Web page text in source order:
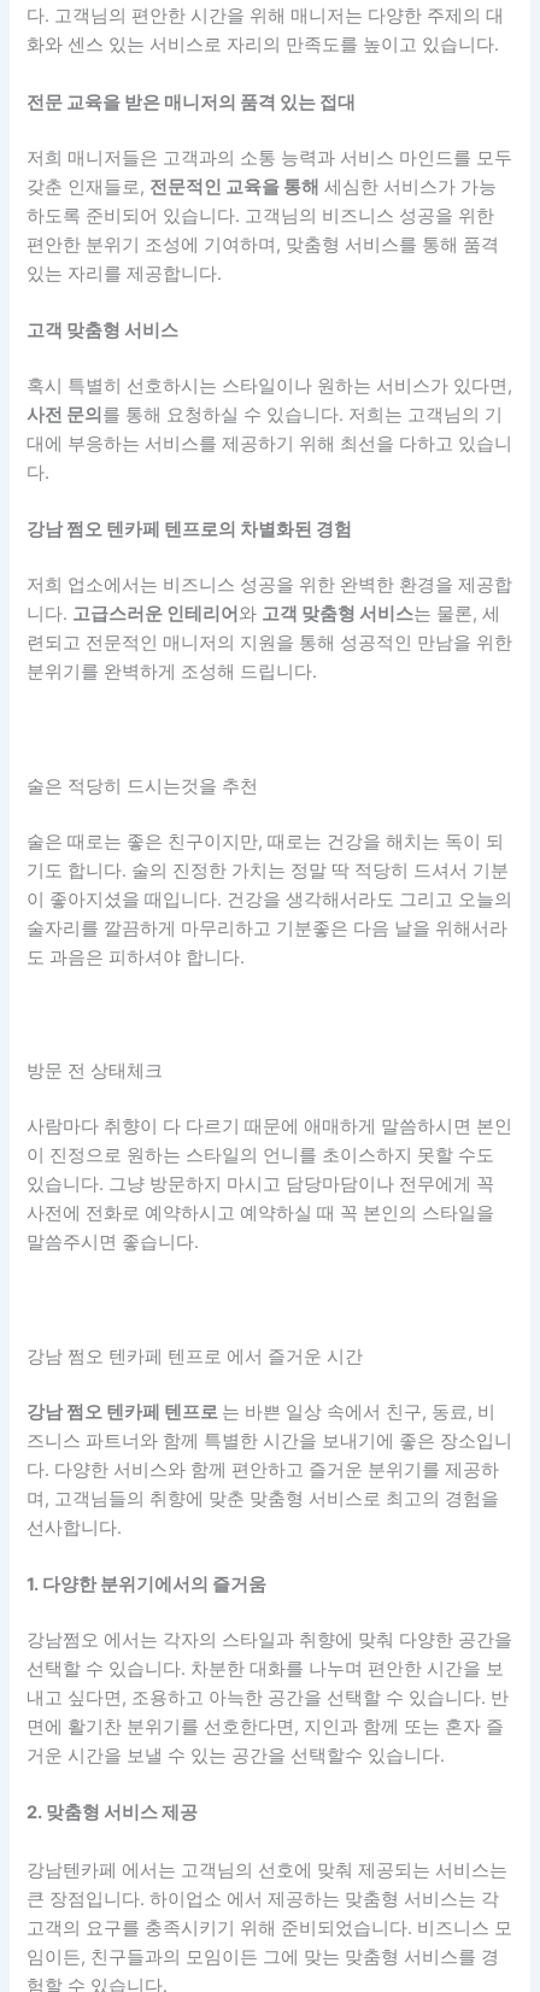
다. 고객님의 편안한 시간을 위해 매니저는 다양한 주제의 대
화와 센스 있는 서비스로 자리의 만족도를 높이고 있습니다.
전문 교육을 받은 매니저의 품격 있는 접대
저희 매니저들은 고객과의 소통 능력과 서비스 마인드를 모두
갖춘 인재들로, 전문적인 교육을 통해 세심한 서비스가 가능
하도록 준비되어 있습니다. 고객님의 비즈니스 성공을 위한
편안한 분위기 조성에 기여하며, 맞춤형 서비스를 통해 품격
있는 자리를 제공합니다.
고객 맞춤형 서비스
혹시 특별히 선호하시는 스타일이나 원하는 서비스가 있다면,
사전 문의 를 통해 요청하실 수 있습니다. 저희는 고객님의 기
대에 부응하는 서비스를 제공하기 위해 최선을 다하고 있습니
다.
강남 쩜오 텐카페 텐프로의 차별화된 경험
저희 업소에서는 비즈니스 성공을 위한 완벽한 환경을 제공합
니다. 고급스러운 인테리어 와 고객 맞춤형 서비스는 물론, 세
련되고 전문적인 매니저의 지원을 통해 성공적인 만남을 위한
분위기를 완벽하게 조성해 드립니다.
술은 적당히 드시는것을 추천
술은 때로는 좋은 친구이지만, 때로는 건강을 해치는 독이 되
기도 합니다. 술의 진정한 가치는 정말 딱 적당히 드셔서 기분
이 좋아지셨을 때입니다. 건강을 생각해서라도 그리고 오늘의
술자리를 깔끔하게 마무리하고 기분좋은 다음 날을 위해서라
도 과음은 피하셔야 합니다.
방문 전 상태체크
사람마다 취향이 다 다르기 때문에 애매하게 말씀하시면 본인
이 진정으로 원하는 스타일의 언니를 초이스하지 못할 수도
있습니다. 그냥 방문하지 마시고 담당마담이나 전무에게 꼭
사전에 전화로 예약하시고 예약하실 때 꼭 본인의 스타일을
말씀주시면 좋습니다.
강남 쩜오 텐카페 텐프로 에서 즐거운 시간
강남 쩜오 텐카페 텐프로 는 바쁜 일상 속에서 친구, 동료, 비
즈니스 파트너와 함께 특별한 시간을 보내기에 좋은 장소입니
다. 다양한 서비스와 함께 편안하고 즐거운 분위기를 제공하
며, 고객님들의 취향에 맞춘 맞춤형 서비스로 최고의 경험을
선사합니다.
1. 다양한 분위기에서의 즐거움
강남쩜오 에서는 각자의 스타일과 취향에 맞춰 다양한 공간을
선택할 수 있습니다. 차분한 대화를 나누며 편안한 시간을 보
내고 싶다면, 조용하고 아늑한 공간을 선택할 수 있습니다. 반
면에 활기찬 분위기를 선호한다면, 지인과 함께 또는 혼자 즐
거운 시간을 보낼 수 있는 공간을 선택할수 있습니다.
2. 맞춤형 서비스 제공
강남텐카페 에서는 고객님의 선호에 맞춰 제공되는 서비스는
큰 장점입니다. 하이업소 에서 제공하는 맞춤형 서비스는 각
고객의 요구를 충족시키기 위해 준비되었습니다. 비즈니스 모
임이든, 친구들과의 모임이든 그에 맞는 맞춤형 서비스를 경
험할 수 있습니다.